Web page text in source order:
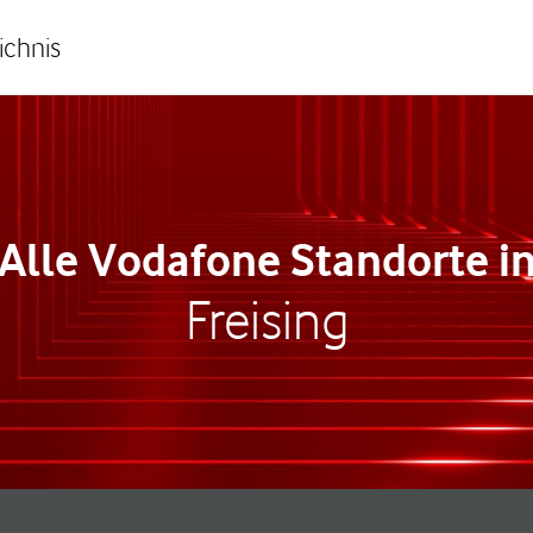
Vodafone Standorte
Freising